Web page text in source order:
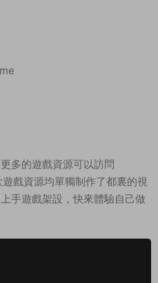
多的遊戲資源可以訪問
戲資源均單獨制作了都裏的視
手遊戲架設，快來體驗自己做